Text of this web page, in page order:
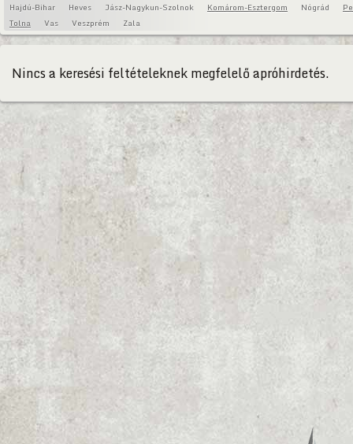
Hajdú-Bihar
Heves Jász-Nagykun-Szolnok Komárom-Esztergom Nógrád
Tolna
Vas Veszprém Zala
Nincs a keresési feltételeknek megfelelő apróhirdetés.